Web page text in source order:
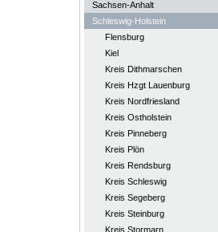
Sachsen-Anhalt
Schleswig-Holstein
Flensburg
Kiel
Kreis Dithmarschen
Kreis Hzgt Lauenburg
Kreis Nordfriesland
Kreis Ostholstein
Kreis Pinneberg
Kreis Plön
Kreis Rendsburg
Kreis Schleswig
Kreis Segeberg
Kreis Steinburg
Kreis Stormarn